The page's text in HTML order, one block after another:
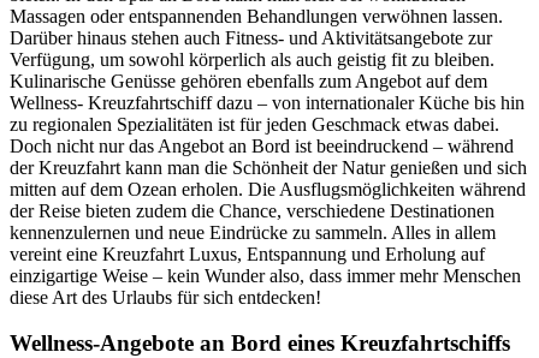
Massagen oder entspannenden Behandlungen verwöhnen lassen.
Darüber hinaus stehen auch Fitness- und Aktivitätsangebote zur
Verfügung, um sowohl körperlich als auch geistig fit zu bleiben.
Kulinarische Genüsse gehören ebenfalls zum Angebot auf dem
Wellness- Kreuzfahrtschiff dazu – von internationaler Küche bis hin
zu regionalen Spezialitäten ist für jeden Geschmack etwas dabei.
Doch nicht nur das Angebot an Bord ist beeindruckend – während
der Kreuzfahrt kann man die Schönheit der Natur genießen und sich
mitten auf dem Ozean erholen. Die Ausflugsmöglichkeiten während
der Reise bieten zudem die Chance, verschiedene Destinationen
kennenzulernen und neue Eindrücke zu sammeln. Alles in allem
vereint eine Kreuzfahrt Luxus, Entspannung und Erholung auf
einzigartige Weise – kein Wunder also, dass immer mehr Menschen
diese Art des Urlaubs für sich entdecken!
Wellness-Angebote an Bord eines Kreuzfahrtschiffs